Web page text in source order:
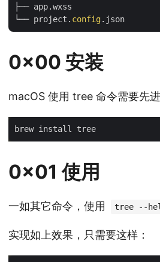
├── app.wxss
└── project. config
0x00 安装
macOS 使用 tree 命令需要先进
0x01 使用
一如其它命令，使用 tree --
实现如上效果，只需要这样：